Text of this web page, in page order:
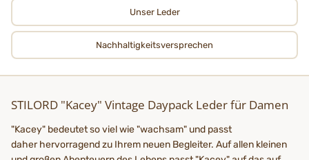
Unser Leder
Nachhaltigkeits­­­versprechen
STILORD "Kacey" Vintage Daypack Leder für Damen
"Kacey" bedeutet so viel wie "wachsam" und passt
daher hervorragend zu Ihrem neuen Begleiter. Auf allen kleinen